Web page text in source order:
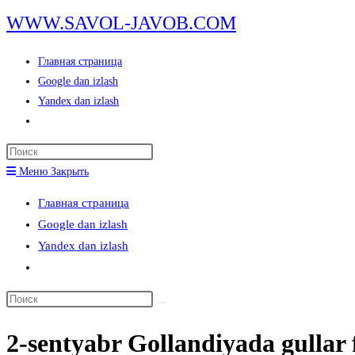
Перейти
к
содержимому
WWW.SAVOL-JAVOB.COM
Главная страница
Google dan izlash
Yandex dan izlash
по
веб-
сайту
Меню Закрыть
Главная страница
Google dan izlash
Yandex dan izlash
по
сайту
Поиск
сайте
2-sentyabr Gollandiyada gullar